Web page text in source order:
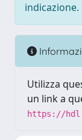
indicazione.
Utilizza
un link a
https://